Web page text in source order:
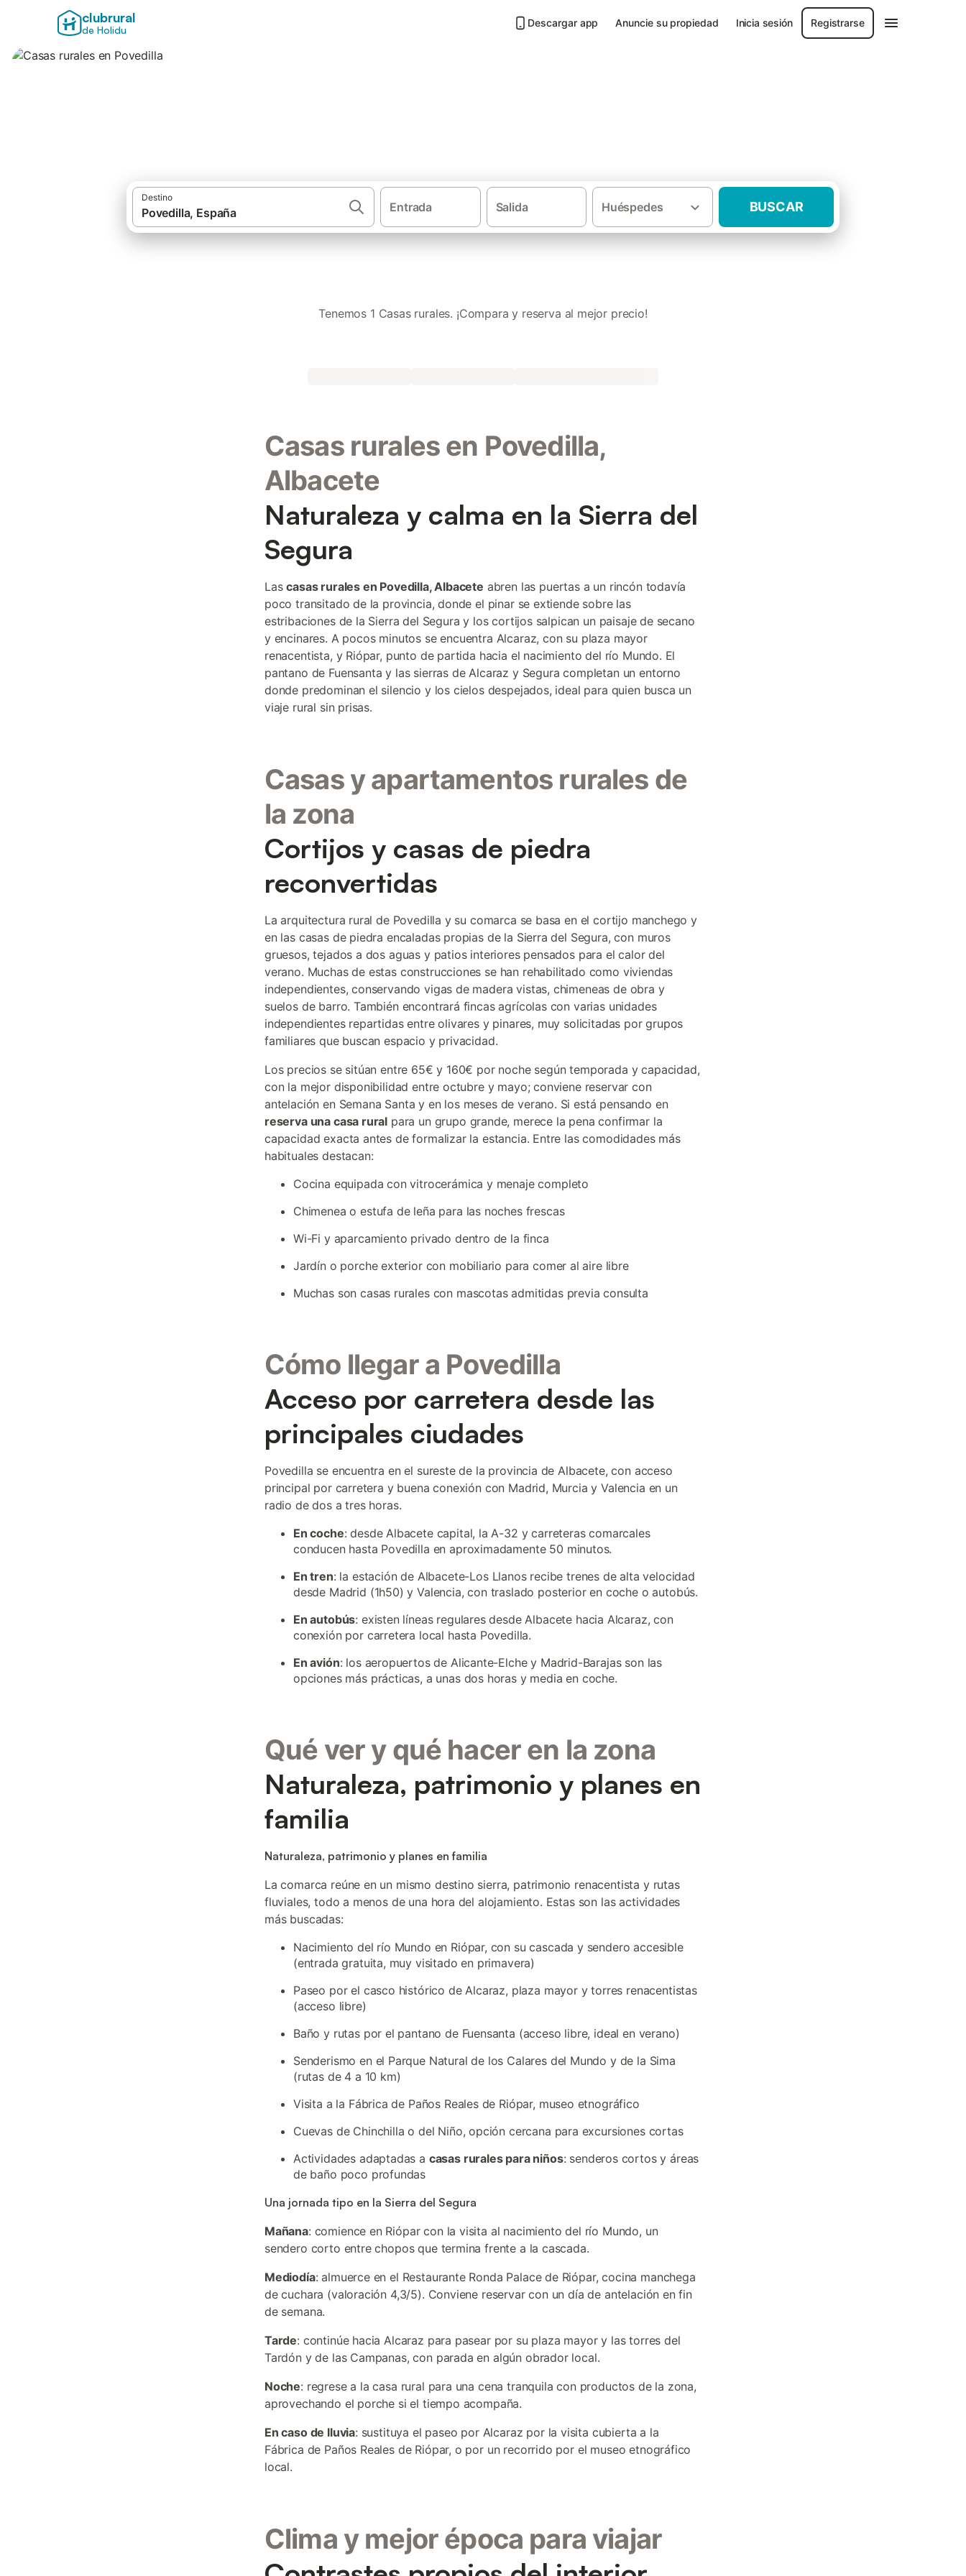
clubrural
de Holidu
Descargar app Anuncie su propiedad Inicia sesión Registrarse
Destino
Entrada Salida Huéspedes BUSCAR
Tenemos 1 Casas rurales. ¡Compara y reserva al mejor precio!
Casas rurales en Povedilla,
Albacete
Naturaleza y calma en la Sierra del
Segura
Lascasas rurales en Povedilla, Albacete abren las puertas a un rincón todavía
poco transitado de la provincia, donde el pinar se extiende sobre las
estribaciones de la Sierra del Segura y los cortijos salpican un paisaje de secano
y encinares. A pocos minutos se encuentra Alcaraz, con su plaza mayor
renacentista, y Riópar, punto de partida hacia el nacimiento del río Mundo. El
pantano de Fuensanta y las sierras de Alcaraz y Segura completan un entorno
donde predominan el silencio y los cielos despejados, ideal para quien busca un
viaje rural sin prisas.
Casas y apartamentos rurales de
la zona
Cortijos y casas de piedra
reconvertidas
La arquitectura rural de Povedilla y su comarca se basa en el cortijo manchego y
en las casas de piedra encaladas propias de la Sierra del Segura, con muros
gruesos, tejados a dos aguas y patios interiores pensados para el calor del
verano. Muchas de estas construcciones se han rehabilitado como viviendas
independientes, conservando vigas de madera vistas, chimeneas de obra y
suelos de barro. También encontrará fincas agrícolas con varias unidades
independientes repartidas entre olivares y pinares, muy solicitadas por grupos
familiares que buscan espacio y privacidad.
Los precios se sitúan entre 65€ y 160€ por noche según temporada y capacidad,
con la mejor disponibilidad entre octubre y mayo; conviene reservar con
antelación en Semana Santa y en los meses de verano. Si está pensando en
reserva una casa rural para un grupo grande, merece la pena confirmar la
capacidad exacta antes de formalizar la estancia. Entre las comodidades más
habituales destacan:
Cocina equipada con vitrocerámica y menaje completo
Chimenea o estufa de leña para las noches frescas
Wi-Fi y aparcamiento privado dentro de la finca
Jardín o porche exterior con mobiliario para comer al aire libre
Muchas son casas rurales con mascotas admitidas previa consulta
Cómo llegar a Povedilla
Acceso por carretera desde las
principales ciudades
Povedilla se encuentra en el sureste de la provincia de Albacete, con acceso
principal por carretera y buena conexión con Madrid, Murcia y Valencia en un
radio de dos a tres horas.
En coche: desde Albacete capital, la A-32 y carreteras comarcales
conducen hasta Povedilla en aproximadamente 50 minutos.
En tren: la estación de Albacete-Los Llanos recibe trenes de alta velocidad
desde Madrid (1h50) y Valencia, con traslado posterior en coche o autobús.
En autobús: existen líneas regulares desde Albacete hacia Alcaraz, con
conexión por carretera local hasta Povedilla.
En avión: los aeropuertos de Alicante-Elche y Madrid-Barajas son las
opciones más prácticas, a unas dos horas y media en coche.
Qué ver y qué hacer en la zona
Naturaleza, patrimonio y planes en
familia
Naturaleza, patrimonio y planes en familia
La comarca reúne en un mismo destino sierra, patrimonio renacentista y rutas
fluviales, todo a menos de una hora del alojamiento. Estas son las actividades
más buscadas:
Nacimiento del río Mundo en Riópar, con su cascada y sendero accesible
(entrada gratuita, muy visitado en primavera)
Paseo por el casco histórico de Alcaraz, plaza mayor y torres renacentistas
(acceso libre)
Baño y rutas por el pantano de Fuensanta (acceso libre, ideal en verano)
Senderismo en el Parque Natural de los Calares del Mundo y de la Sima
(rutas de 4 a 10 km)
Visita a la Fábrica de Paños Reales de Riópar, museo etnográfico
Cuevas de Chinchilla o del Niño, opción cercana para excursiones cortas
Actividades adaptadas a casas rurales para niños: senderos cortos y áreas
de baño poco profundas
Una jornada tipo en la Sierra del Segura
Mañana: comience en Riópar con la visita al nacimiento del río Mundo, un
sendero corto entre chopos que termina frente a la cascada.
Mediodía: almuerce en el Restaurante Ronda Palace de Riópar, cocina manchega
de cuchara (valoración 4,3/5). Conviene reservar con un día de antelación en fin
de semana.
Tarde: continúe hacia Alcaraz para pasear por su plaza mayor y las torres del
Tardón y de las Campanas, con parada en algún obrador local.
Noche: regrese a la casa rural para una cena tranquila con productos de la zona,
aprovechando el porche si el tiempo acompaña.
En caso de lluvia: sustituya el paseo por Alcaraz por la visita cubierta a la
Fábrica de Paños Reales de Riópar, o por un recorrido por el museo etnográfico
local.
Clima y mejor época para viajar